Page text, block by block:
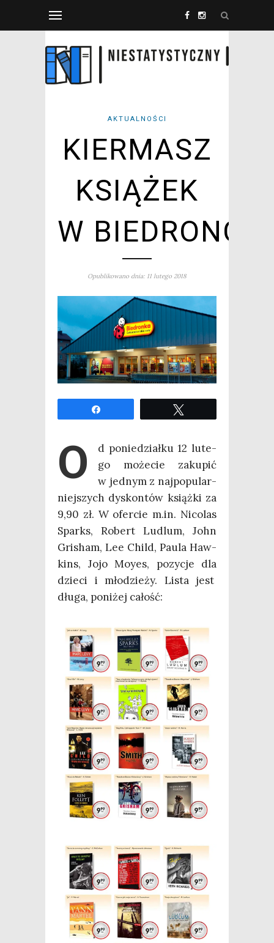
AKTUALNOŚCI
KIERMASZ
KSIĄŻEK
W BIEDRONCE
Opublikowano dnia: 11 lutego 2018
O
d ponie­dział­ku 12 lute­
go może­cie zaku­pić
w jed­nym z naj­po­pu­lar­
niej­szych dys­kon­tów książ­ki za
9,90 zł. W ofer­cie m.in. Nico­las
Sparks, Robert Ludlum, John
Gri­sham, Lee Child, Pau­la Haw­
kins, Jojo Moy­es, pozy­cje dla
dzie­ci i mło­dzie­ży. Lista jest
dłu­ga, poni­żej całość: